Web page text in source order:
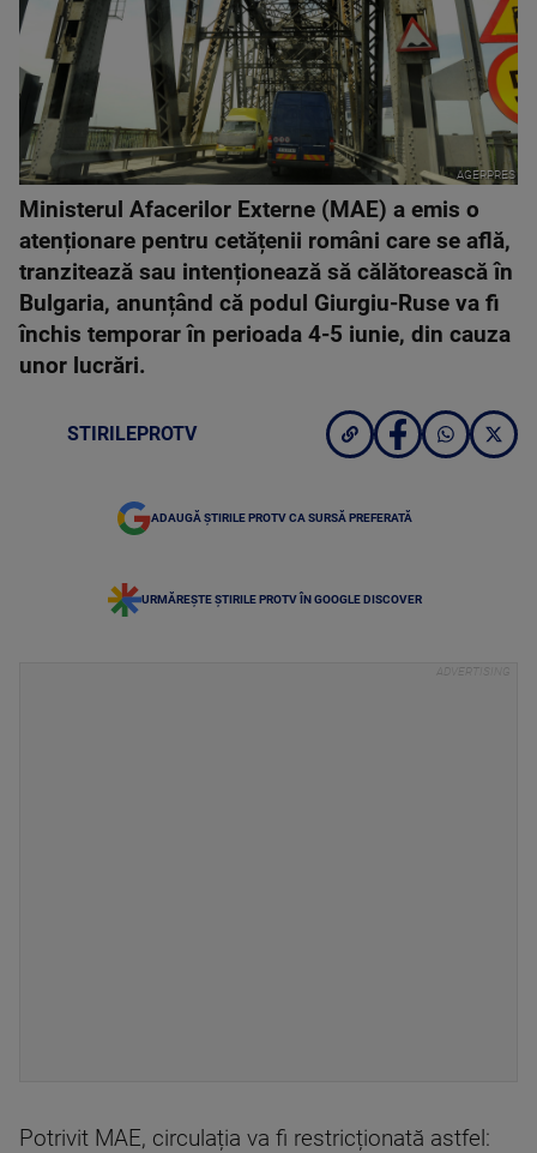
AGERPRES
Ministerul Afacerilor Externe (MAE) a emis o
atenționare pentru cetățenii români care se află,
tranzitează sau intenționează să călătorească în
Bulgaria, anunțând că podul Giurgiu-Ruse va fi
închis temporar în perioada 4-5 iunie, din cauza
unor lucrări.
STIRILEPROTV
ADAUGĂ ȘTIRILE PROTV CA SURSĂ PREFERATĂ
URMĂREȘTE ȘTIRILE PROTV ÎN GOOGLE DISCOVER
Potrivit MAE, circulația va fi restricționată astfel: